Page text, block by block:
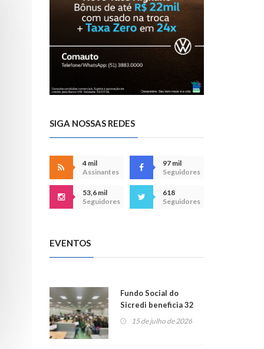
SIGA NOSSAS REDES
4 mil
Assinantes
97 mil
Seguidores
53,6 mil
Seguidores
618
Seguidores
EVENTOS
Fundo Social do
Sicredi beneficia 32
projetos em
15 de julho de 2026